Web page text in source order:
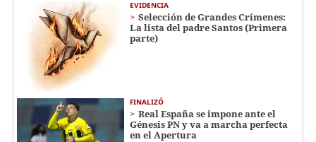
EVIDENCIA
Selección de Grandes Crímenes:
La lista del padre Santos (Primera
parte)
FINALIZÓ
Real España se impone ante el
Génesis PN y va a marcha perfecta
en el Apertura